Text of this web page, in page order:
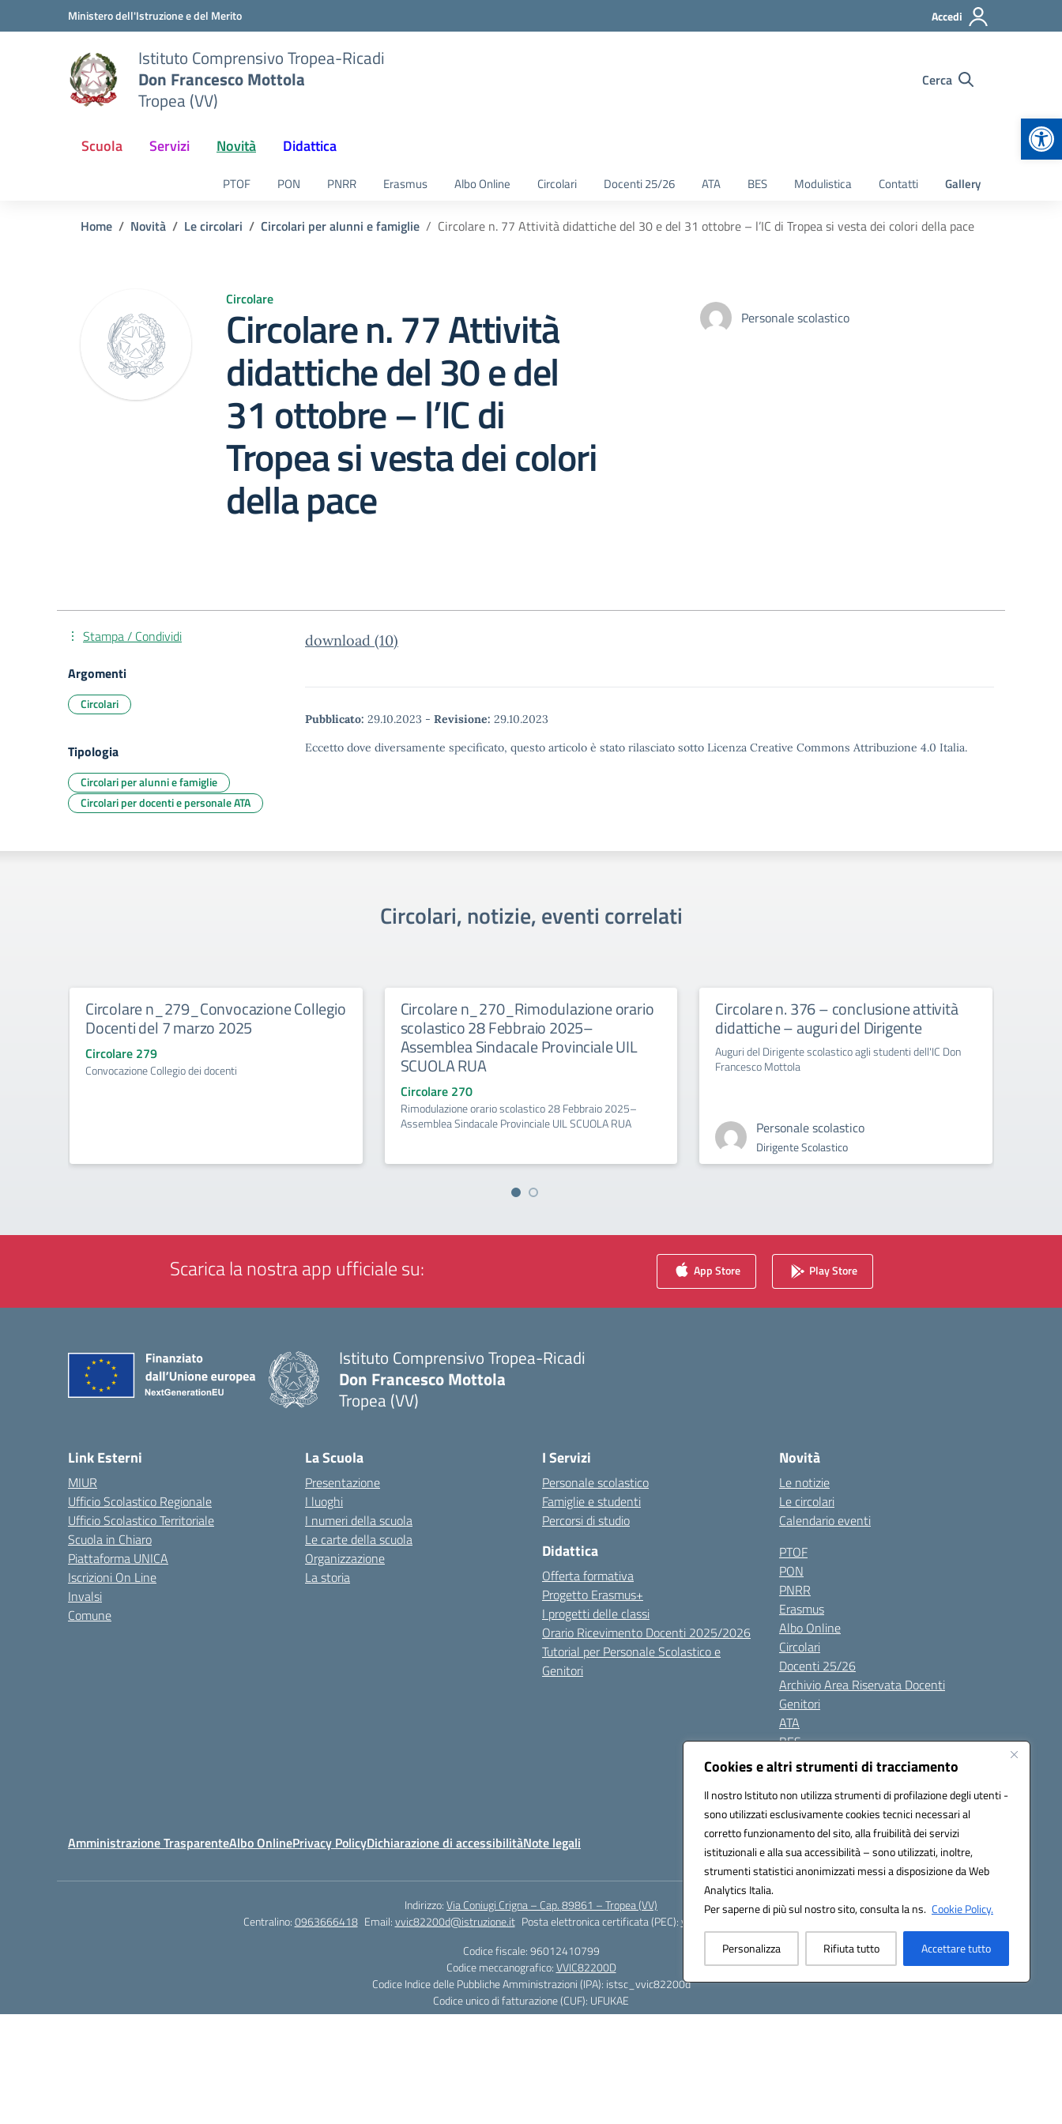
Cookies e altri strumenti di tracciamento
Il nostro Istituto non utilizza strumenti di profilazione degli utenti -
sono utilizzati esclusivamente cookies tecnici necessari al
corretto funzionamento del sito, alla fruibilità dei servizi
istituzionali e alla sua accessibilità – sono utilizzati, inoltre,
strumenti statistici anonimizzati messi a disposizione da Web
Analytics Italia.
Per saperne di più sul nostro sito, consulta la ns. Cookie Policy.
Personalizza Rifiuta tutto Accettare tutto
Vai ai contenuti
Vai al menu di navigazioneMinistero dell'Istruzione e del Merito Accedi
Istituto Comprensivo Tropea-Ricadi
Don Francesco Mottola
Tropea (VV)
Cerca
Scuola Servizi Novità Didattica
PTOF PON PNRR Erasmus Albo Online Circolari Docenti 25/26 ATA BES Modulistica Contatti Gallery
Home Novità Le circolari Circolari per alunni e famiglie Circolare n. 77 Attività didattiche del 30 e del 31 ottobre – l’IC di Tropea si vesta dei colori della pace
Circolare
Circolare n. 77 Attività
didattiche del 30 e del
31 ottobre – l’IC di
Tropea si vesta dei colori
della pace
Personale scolastico
download (10)
Pubblicato: 29.10.2023 - Revisione: 29.10.2023
Eccetto dove diversamente specificato, questo articolo è stato rilasciato sotto Licenza Creative Commons Attribuzione 4.0 Italia.
Stampa / Condividi
Argomenti
Circolari
Tipologia
Circolari per alunni e famiglie
Circolari per docenti e personale ATA
Circolari, notizie, eventi correlati
Circolare n_279_Convocazione Collegio
Docenti del 7 marzo 2025
Circolare 279
Convocazione Collegio dei docenti
Circolare n_270_Rimodulazione orario
scolastico 28 Febbraio 2025–
Assemblea Sindacale Provinciale UIL
SCUOLA RUA
Circolare 270
Rimodulazione orario scolastico 28 Febbraio 2025–
Assemblea Sindacale Provinciale UIL SCUOLA RUA
Circolare n. 376 – conclusione attività
didattiche – auguri del Dirigente
Auguri del Dirigente scolastico agli studenti dell'IC Don
Francesco Mottola
Personale scolastico
Dirigente Scolastico
Scarica la nostra app ufficiale su: App Store Play Store
Istituto Comprensivo Tropea-Ricadi
Don Francesco Mottola
Tropea (VV)
Link Esterni
MIUR
Ufficio Scolastico Regionale
Ufficio Scolastico Territoriale
Scuola in Chiaro
Piattaforma UNICA
Iscrizioni On Line
Invalsi
Comune
La Scuola
Presentazione
I luoghi
I numeri della scuola
Le carte della scuola
Organizzazione
La storia
I Servizi
Personale scolastico
Famiglie e studenti
Percorsi di studio
Didattica
Offerta formativa
Progetto Erasmus+
I progetti delle classi
Orario Ricevimento Docenti 2025/2026
Tutorial per Personale Scolastico e
Genitori
Novità
Le notizie
Le circolari
Calendario eventi
PTOF
PON
PNRR
Erasmus
Albo Online
Circolari
Docenti 25/26
Archivio Area Riservata Docenti
Genitori
ATA
BES
Modulistica
Gallery
Amministrazione TrasparenteAlbo OnlinePrivacy PolicyDichiarazione di accessibilitàNote legali
Indirizzo:Via Coniugi Crigna – Cap. 89861 – Tropea (VV)
Centralino:0963666418 Email:vvic82200d@istruzione.it Posta elettronica certificata (PEC):vvic82200d@pec.istruzione.it
Codice fiscale: 96012410799
Codice meccanografico:VVIC82200D
Codice Indice delle Pubbliche Amministrazioni (IPA): istsc_vvic82200d
Codice unico di fatturazione (CUF): UFUKAE